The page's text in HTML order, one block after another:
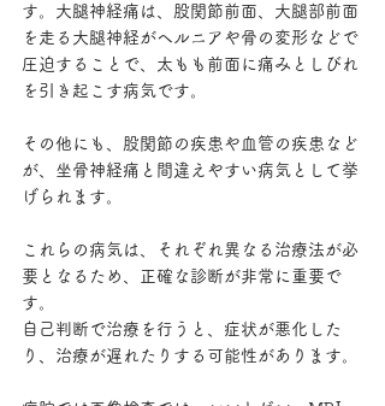
す。大腿神経痛は、股関節前面、大腿部前面
を走る大腿神経がヘルニアや骨の変形などで
圧迫することで、太もも前面に痛みとしびれ
を引き起こす病気です。
その他にも、股関節の疾患や血管の疾患など
が、坐骨神経痛と間違えやすい病気として挙
げられます。
これらの病気は、それぞれ異なる治療法が必
要となるため、正確な診断が非常に重要で
す。
自己判断で治療を行うと、症状が悪化した
り、治療が遅れたりする可能性があります。